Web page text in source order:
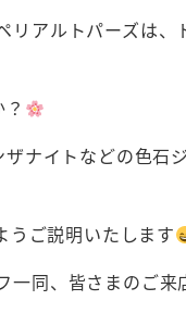
リアルトパーズは、
ナイトなどの色石ジ
ご説明いたします
一同、皆さまのご来